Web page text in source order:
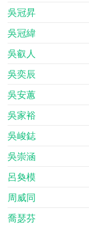
吳冠昇
吳冠緯
吳叡人
吳奕辰
吳安蕙
吳家裕
吳峻鋕
吳崇涵
呂奐模
周威同
喬瑟芬